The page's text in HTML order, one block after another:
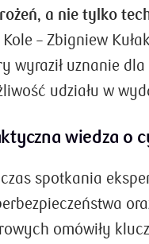
a nie tylko
– Zbigniew
wyraził uznanie
udziału w
wiedza o
spotkania
omówiły